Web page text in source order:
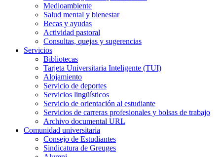
Medioambiente
Salud mental y bienestar
Becas y ayudas
Actividad pastoral
Consultas, quejas y sugerencias
Servicios
Bibliotecas
Tarjeta Universitaria Inteligente (TUI)
Alojamiento
Servicio de deportes
Servicios lingüísticos
Servicio de orientación al estudiante
Servicios de carreras profesionales y bolsas de trabajo
Archivo documental URL
Comunidad universitaria
Consejo de Estudiantes
Sindicatura de Greuges